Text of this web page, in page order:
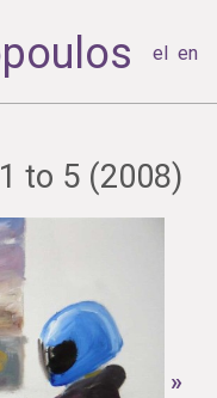
el en
to 5 (2008)
»